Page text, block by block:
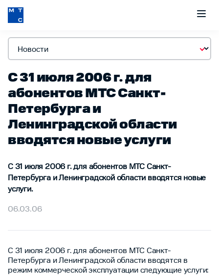
С 31 июля 2006 г. для
абонентов МТС Санкт-
Петербурга и
Ленинградской области
вводятся новые услуги
С 31 июля 2006 г. для абонентов МТС Санкт-
Петербурга и Ленинградской области вводятся новые
услуги.
06.03.06
С 31 июля 2006 г. для абонентов МТС Санкт-
Петербурга и Ленинградской области вводятся в
режим коммерческой эксплуатации следующие услуги: